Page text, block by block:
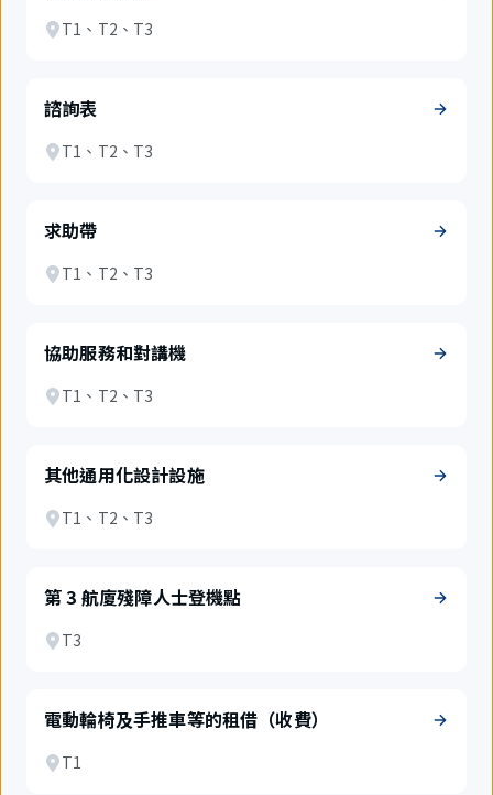
T1、T2、T3
諮詢表
T1、T2、T3
求助帶
T1、T2、T3
協助服務和對講機
T1、T2、T3
其他通用化設計設施
T1、T2、T3
第 3 航廈殘障人士登機點
T3
電動輪椅及手推車等的租借（收費）
T1